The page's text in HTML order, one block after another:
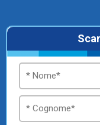
TeamSystem
TeamSystem Store